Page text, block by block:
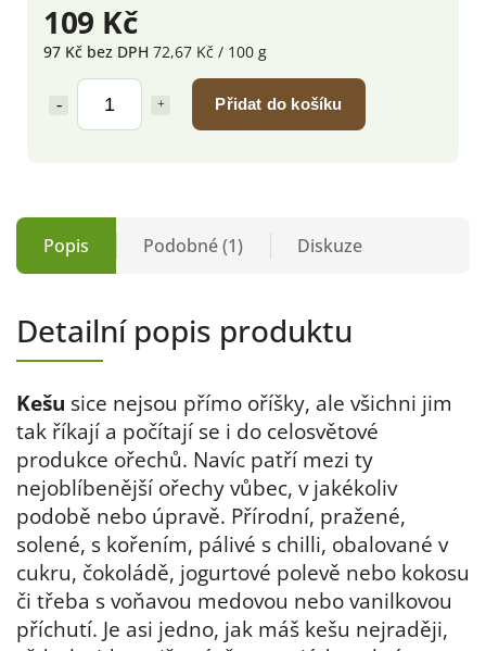
109 Kč
97 Kč bez DPH 72,67 Kč / 100 g
Přidat do košíku
Popis Podobné (1) Diskuze
Detailní popis produktu
Kešu sice nejsou přímo oříšky, ale všichni jim
tak říkají a počítají se i do celosvětové
produkce ořechů. Navíc patří mezi ty
nejoblíbenější ořechy vůbec, v jakékoliv
podobě nebo úpravě. Přírodní, pražené,
solené, s kořením, pálivé s chilli, obalované v
cukru, čokoládě, jogurtové polevě nebo kokosu
či třeba s voňavou medovou nebo vanilkovou
příchutí. Je asi jedno, jak máš kešu nejraději,